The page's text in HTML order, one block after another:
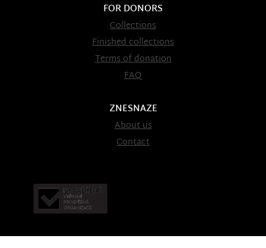
FOR DONORS
Collections
Finished collections
Terms of donation
FAQ
ZNESNAZE
About us
Contact